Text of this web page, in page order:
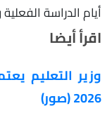
أيام الدراسة
اقرأ أيضا
وزير التعليم
2026 (صور)